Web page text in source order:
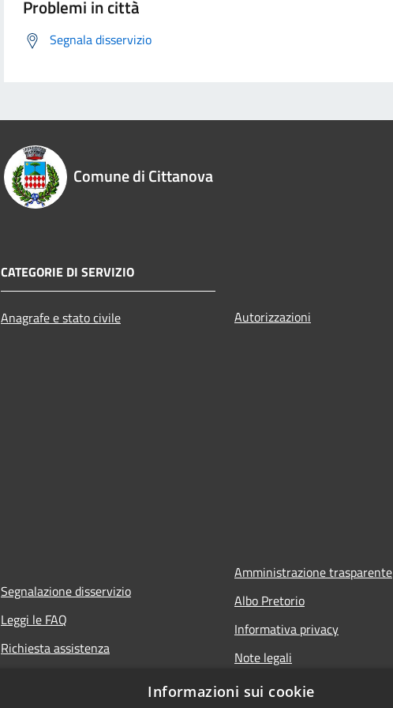
Problemi in città
Segnala disservizio
Comune di Cittanova
CATEGORIE DI SERVIZIO
Anagrafe e stato civile Autorizzazioni
Segnalazione disservizio
Leggi le FAQ
Richiesta assistenza
Amministrazione trasparente
Albo Pretorio
Informativa privacy
Note legali
Dichiarazione di accessibilità
Informazioni sui cookie